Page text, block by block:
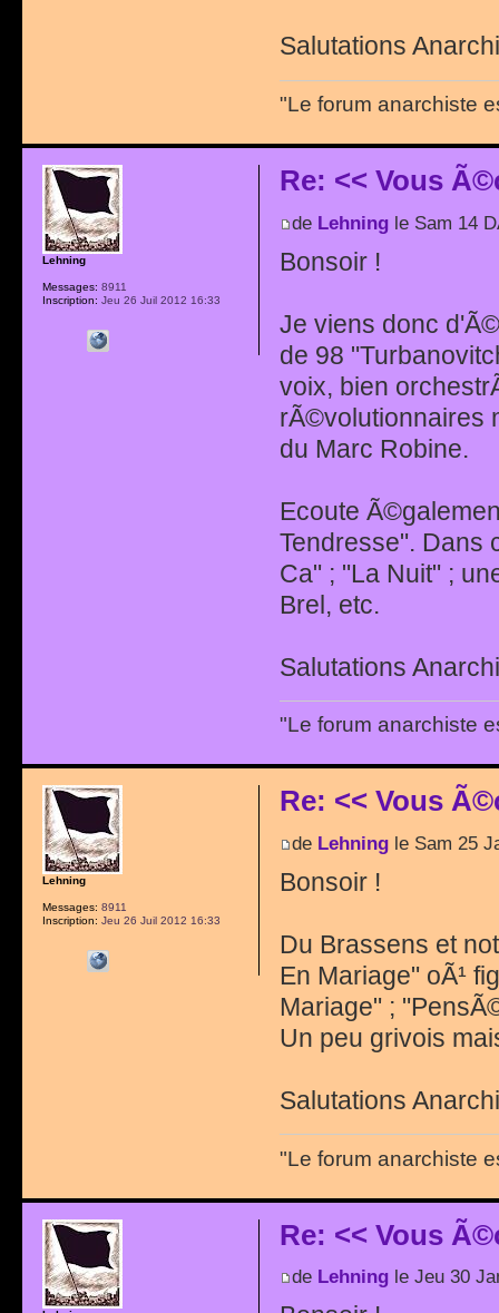
Salutations
"Le forum anarchiste
Re: << Vous
de Lehningle Sam 14
Bonsoir !
Je viens donc
de 98
voix, bien
rÃ©volutionnaires
du Marc Robine.
Ecoute
Tendresse". Dans
Ca" ; "La Nuit" ;
Brel, etc.
Salutations
"Le forum anarchiste
Lehning
Messages: 8911
Inscription: Jeu 26 Juil 2012 16:33
Re: << Vous
de Lehningle Sam 25
Bonsoir !
Du Brassens et
En Mariage" oÃ¹
Mariage" ;
Un peu grivois
Salutations
"Le forum anarchiste
Lehning
Messages: 8911
Inscription: Jeu 26 Juil 2012 16:33
Re: << Vous
de Lehningle Jeu 30